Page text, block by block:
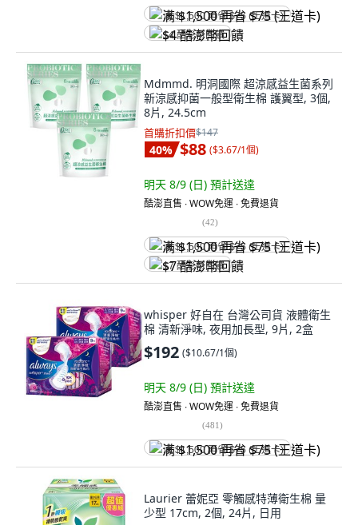
满 $1,500 再省 $75 (王道卡)
$4 酷澎幣回饋
Mdmmd. 明洞國際 超涼感益生菌系列
新涼感抑菌一般型衛生棉 護翼型, 3個,
8片, 24.5cm
首購折扣價$147
40% $88 ($3.67/1個)
明天 8/9 (日) 預計送達
酷澎直售 ∙ WOW免運 ∙ 免費退貨
(42)
满 $1,500 再省 $75 (王道卡)
$7 酷澎幣回饋
whisper 好自在 台灣公司貨 液體衛生
棉 清新淨味, 夜用加長型, 9片, 2盒
$192 ($10.67/1個)
明天 8/9 (日) 預計送達
酷澎直售 ∙ WOW免運 ∙ 免費退貨
(481)
满 $1,500 再省 $75 (王道卡)
Laurier 蕾妮亞 零觸感特薄衛生棉 量
少型 17cm, 2個, 24片, 日用